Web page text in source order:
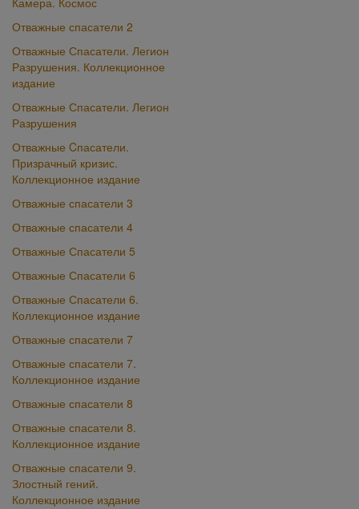
Отважные спасатели 2
Отважные Спасатели. Легион
Разрушения. Коллекционное
издание
Отважные Спасатели. Легион
Разрушения
Отважные Cпасатели.
Призрачный кризис.
Коллекционное издание
Отважные спасатели 3
Отважные спасатели 4
Отважные Спасатели 5
Отважные Спасатели 6
Отважные Спасатели 6.
Коллекционное издание
Отважные спасатели 7
Отважные спасатели 7.
Коллекционное издание
Отважные спасатели 8
Отважные спасатели 8.
Коллекционное издание
Отважные спасатели 9.
Злостный гений.
Коллекционное издание